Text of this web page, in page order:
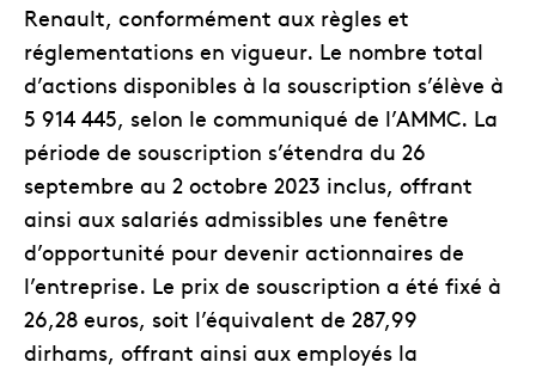
Renault, conformément aux règles et
réglementations en vigueur. Le nombre total
d’actions disponibles à la souscription s’élève à
5 914 445, selon le communiqué de l’AMMC. La
période de souscription s’étendra du 26
septembre au 2 octobre 2023 inclus, offrant
ainsi aux salariés admissibles une fenêtre
d’opportunité pour devenir actionnaires de
l’entreprise. Le prix de souscription a été fixé à
26,28 euros, soit l’équivalent de 287,99
dirhams, offrant ainsi aux employés la